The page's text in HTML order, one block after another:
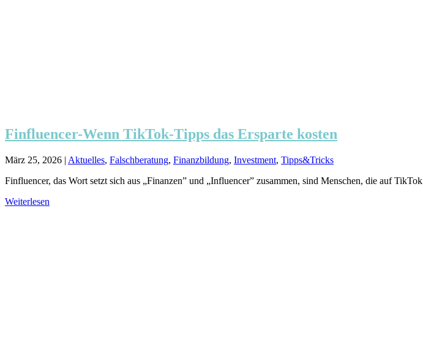
Finfluencer-Wenn TikTok-Tipps das Ersparte kosten
März 25, 2026 | Aktuelles, Falschberatung, Finanzbildung, Investment, Tipps&Tricks
Finfluencer, das Wort setzt sich aus „Finanzen” und „Influencer” zusammen, sind Menschen, die auf TikTok
Weiterlesen